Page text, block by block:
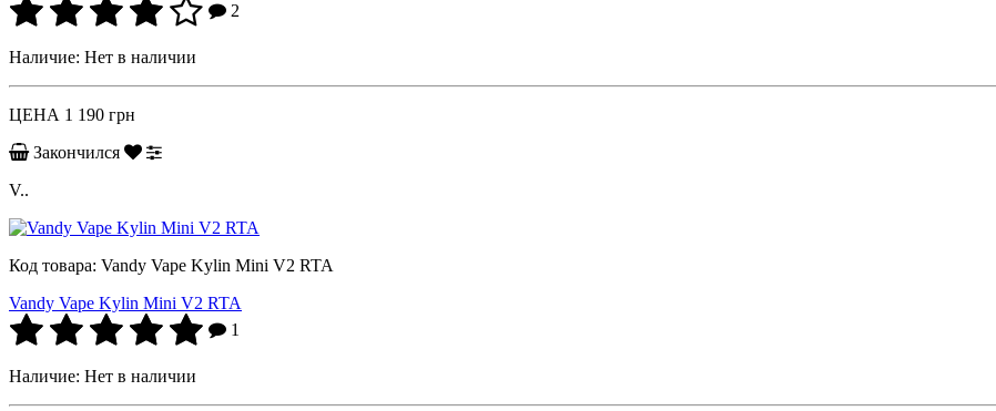
2
Наличие: Нет в наличии
ЦЕНА 1 190 грн
Закончился
V..
Код товара: Vandy Vape Kylin Mini V2 RTA
Vandy Vape Kylin Mini V2 RTA
1
Наличие: Нет в наличии